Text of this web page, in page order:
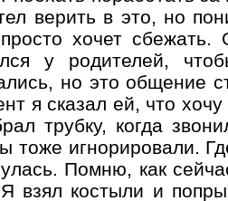
верить в это, но
хочет
у родителей,
но это общение
я сказал ей, что
трубку, когда
тоже игнорировали.
Помню, как
взял костыли и